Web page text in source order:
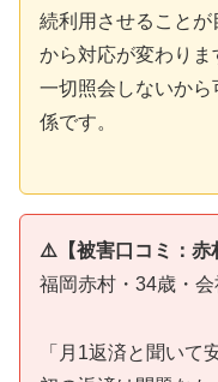
続利用させること
から対応が変わり
一切照会しないか
係です。
⚠️【被害口コミ：赤
福岡赤村・34歳・
「月1返済と聞いて